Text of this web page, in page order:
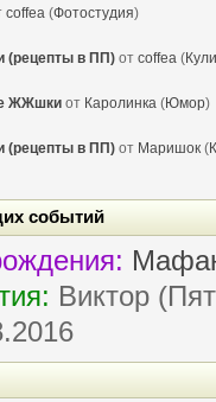
coffea (Фотостудия)
(рецепты в ПП) от coffea (
ЖЖшки от Каролинка (Юмор)
(рецепты в ПП) от Маришок (
событий
Виктор